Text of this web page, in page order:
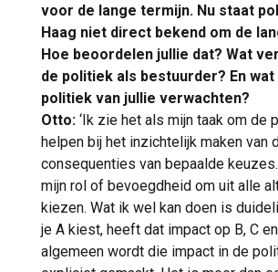
voor de lange termijn. Nu staat
Haag niet direct bekend om de
Hoe beoordelen jullie dat? Wat
de politiek als bestuurder? En wat
politiek van jullie verwachten?
Otto: ‘Ik zie het als mijn taak om de
helpen bij het inzichtelijk maken van
consequenties van bepaalde
mijn rol of bevoegdheid om uit alle
kiezen. Wat ik wel kan doen is
je A kiest, heeft dat impact op B, C
algemeen wordt die impact in de